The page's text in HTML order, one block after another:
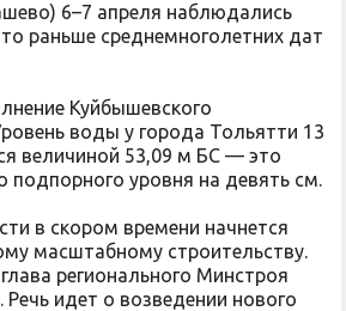
6–7 апреля наблюдались
раньше среднемноголетних дат
Куйбышевского
воды у города Тольятти 13
величиной 53,09 м БС — это
подпорного уровня на девять см.
в скором времени начнется
масштабному строительству.
регионального Минстроя
идет о возведении нового